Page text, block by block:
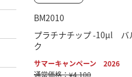
BM2010
プラチナチップ -10μl バ
ク
サマーキャンペーン 2026
通常価格：¥4,100